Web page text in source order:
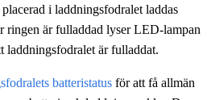
i laddningsfodralet laddas
ringen är fulladdad lyser LED-lampan
laddningsfodralet är fulladdat.
batteristatus för att få allmän